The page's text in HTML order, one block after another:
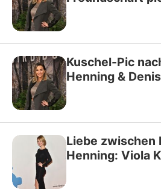
Kuschel-Pic
Henning &
Liebe zwischen
Henning: Viola